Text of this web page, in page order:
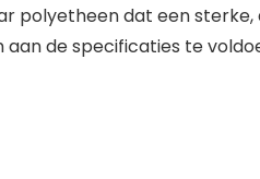
polyetheen dat een
de specificaties te